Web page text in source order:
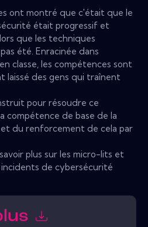
ont montré que c'était que le
était progressif et
que les techniques
été. Enracinée dans
classe, les compétences sont
laissé des gens qui traînent
pour résoudre ce
compétence de base de la
du renforcement de cela par
plus sur les micro-lits et
de cybersécurité